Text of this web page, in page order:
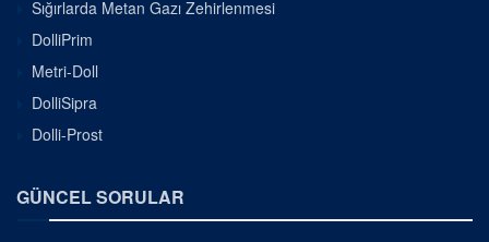
Sığırlarda Metan Gazı Zehirlenmesi
DolliPrim
Metri-Doll
DolliSipra
Dolli-Prost
GÜNCEL SORULAR